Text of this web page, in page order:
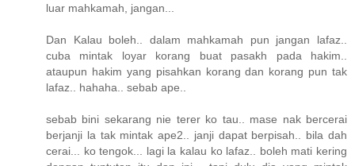
luar mahkamah, jangan...
Dan Kalau boleh.. dalam mahkamah pun jangan lafaz..
cuba mintak loyar korang buat pasakh pada hakim..
ataupun hakim yang pisahkan korang dan korang pun tak
lafaz.. hahaha.. sebab ape..
sebab bini sekarang nie terer ko tau.. mase nak bercerai
berjanji la tak mintak ape2.. janji dapat berpisah.. bila dah
cerai... ko tengok... lagi la kalau ko lafaz.. boleh mati kering